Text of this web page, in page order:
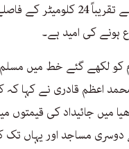
چاہیے اور رام مندر سے تقریباً
ہونے کی امید ہے۔
کو لکھے گئے خط میں
اعظم قادری نے کہا کہ
میں جائیداد کی قیمتوں
مساجد اور یہاں تک